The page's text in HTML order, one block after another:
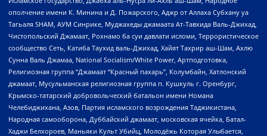
ополчение имени К. Минина и Д. Пожарского, Аджр от Аллаха Субхану уа
Тагьаля SHAM, АУМ Синрике, Муджахеды джамаата Ат-Тавхида Валь-Джихад,
Чистопольский Джамаат, Рохнамо ба суи давлати исломи, Террористическое
сообщество Сеть, Катиба Таухид валь-Джихад, Хайят Тахрир аш-Шам, Ахлю
Сунна Валь Джамаа, National Socialism/White Power, Артподготовка,
Религиозная группа “Джамаат “Красный пахарь”, Колумбайн, Хатлонский
джамаат, Мусульманская религиозная группа п. Кушкуль г. Оренбург,
Крымско-татарский добровольческий батальон имени Номана
Челебиджихана, Азов, Партия исламского возрождения Таджикистана,
Народная самооборона, Дуббайский джамаат, московская ячейка, Батал-
Хаджи Белхороев, Маньяки Культ Убийц, Молодёжь Которая Улыбается,